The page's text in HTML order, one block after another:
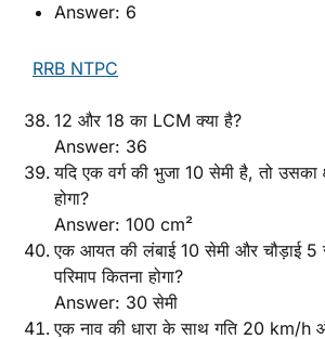
Answer: 6
RRB NTPC
12 और 18 का LCM क्या है?
Answer: 36
यदि एक वर्ग की भुजा 10 सेमी है, तो उसका
होगा?
Answer: 100 cm²
एक आयत की लंबाई 10 सेमी और चौड़ाई 5
परिमाप कितना होगा?
Answer: 30 सेमी
एक नाव की धारा के साथ गति 20 km/h